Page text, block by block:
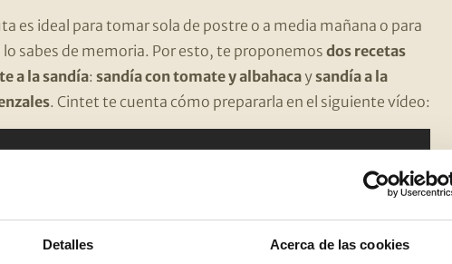
Detalles Acerca de las cookies
es ideal para tomar sola de postre o a media mañana o para
sabes de memoria. Por esto, te proponemos dos recetas
a la sandía: sandía con tomate y albahacaysandía a la
. Cintet te cuenta cómo prepararla en el siguiente vídeo: